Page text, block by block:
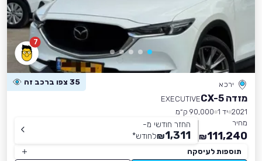
7
ירכא 35 צפו ברכב זה
מזדה CX-5
EXECUTIVE
2021 יד 1
90,000 ק״מ
מחיר
111,240
₪
החזר חודשי מ-
1,311
₪לחודש*
תוספות לעיסקה